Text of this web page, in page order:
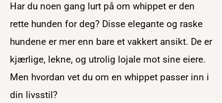
Har du noen gang lurt på om whippet er den
rette hunden for deg? Disse elegante og raske
hundene er mer enn bare et vakkert ansikt. De er
kjærlige, lekne, og utrolig lojale mot sine eiere.
Men hvordan vet du om en whippet passer inn i
din livsstil?